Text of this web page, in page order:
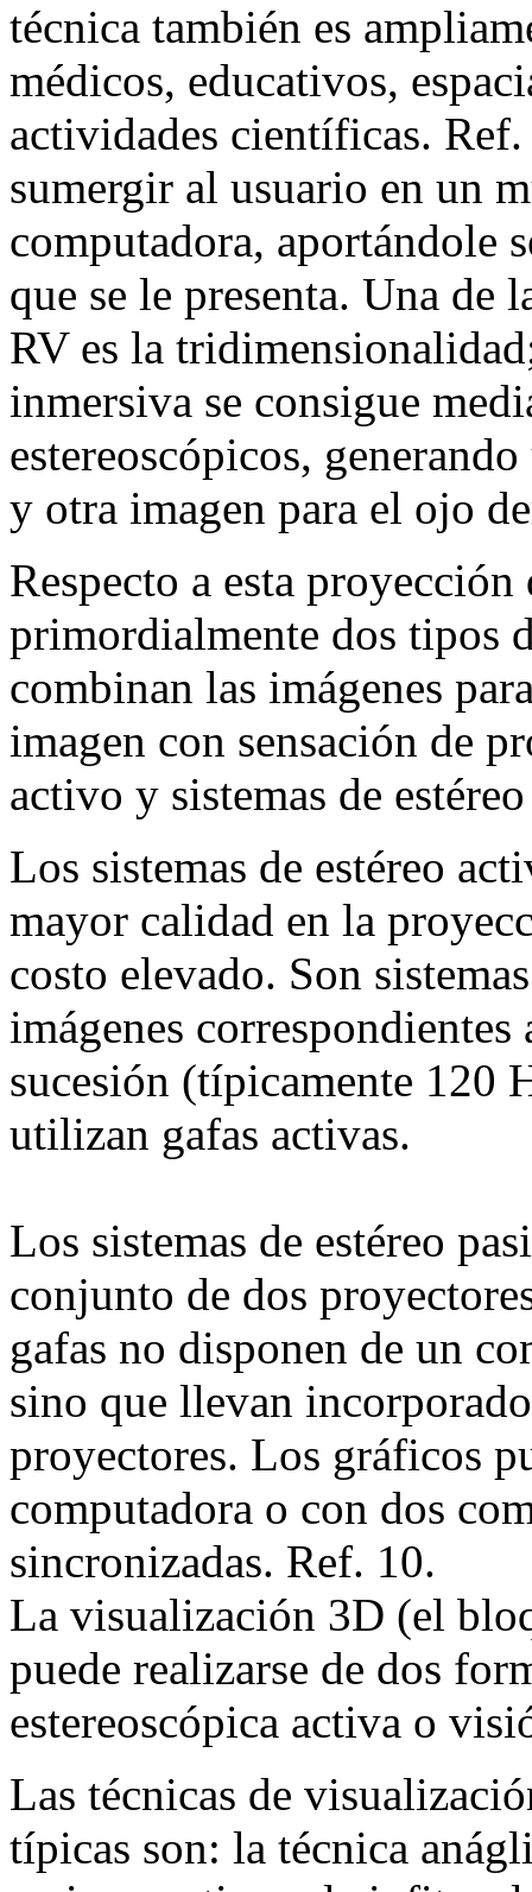
técnica también es
médicos, educativos,
actividades científicas.
sumergir al usuario en un
computadora, aportándole
que se le presenta. Una de
RV es la
inmersiva se consigue
estereoscópicos,
y otra imagen para el ojo
Respecto a esta
primordialmente dos tipos
combinan las imágenes
imagen con sensación de
activo y sistemas de
Los sistemas de estéreo
mayor calidad en la
costo elevado. Son
imágenes
sucesión (típicamente 120
utilizan gafas activas.
Los sistemas de estéreo
conjunto de dos
gafas no disponen de un
sino que llevan
proyectores. Los gráficos
computadora o con dos
sincronizadas. Ref. 10.
La visualización 3D (el
puede realizarse de dos
estereoscópica activa o
Las técnicas de
típicas son: la técnica